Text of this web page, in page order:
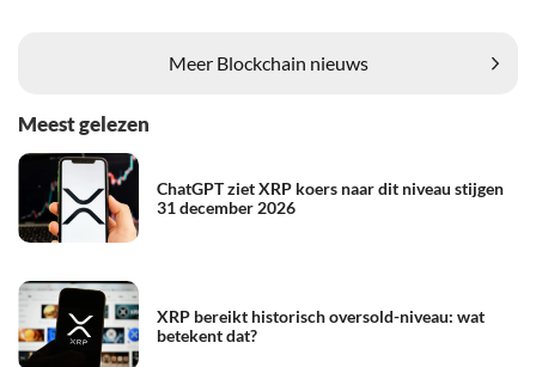
Meer Blockchain nieuws
Meest gelezen
ChatGPT ziet XRP koers naar dit niveau stijgen
31 december 2026
XRP bereikt historisch oversold-niveau: wat
betekent dat?